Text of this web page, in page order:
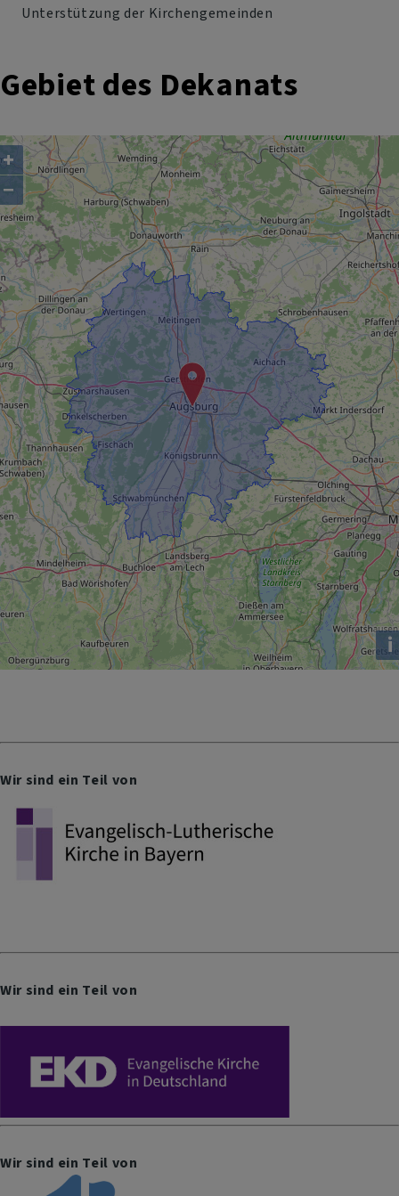
Unterstützung der Kirchengemeinden
Gebiet des Dekanats
+
−
i
Wir sind ein Teil von
Wir sind ein Teil von
Wir sind ein Teil von